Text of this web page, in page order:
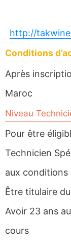
http://
Conditions
Après
Maroc
Niveau
Pour être
Technicien
aux conditions
Être titulaire
Avoir 23 ans
cours